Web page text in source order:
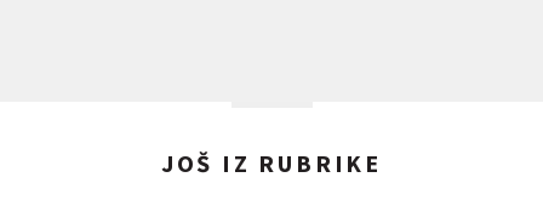
JOŠ IZ RUBRIKE